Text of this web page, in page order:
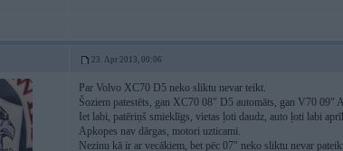
23. Apr 2013, 00:06
Par Volvo XC70 D5 neko sliktu nevar teikt.
Šoziem patestēts, gan XC70 08" D5 automāts, gan V70 09"
Iet labi, patēriņš smieklīgs, vietas ļoti daudz, auto ļoti labi
Apkopes nav dārgas, motori uzticami.
Nezinu kā ir ar vecākiem, bet pēc 07" neko sliktu nevar